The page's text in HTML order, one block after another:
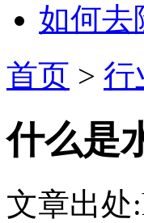
如何去
首页 > 行
什么是
文章出处